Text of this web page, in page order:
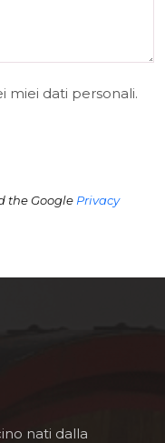
miei dati personali.
the Google Privacy
nati dalla